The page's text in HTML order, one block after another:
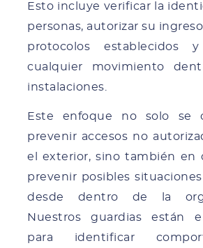
Esto incluye verificar la
personas, autorizar su
protocolos establecidos
cualquier movimiento
instalaciones.
Este enfoque no solo se
prevenir accesos no
el exterior, sino también en
prevenir posibles
desde dentro de la
Nuestros guardias están
para identificar